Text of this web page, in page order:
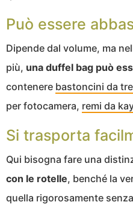
Può essere
Dipende dal volume, ma
più, una duffel bag può
contenere bastoncini da
per fotocamera, remi da
Si trasporta
Qui bisogna fare una
con le rotelle, benché la
quella rigorosamente